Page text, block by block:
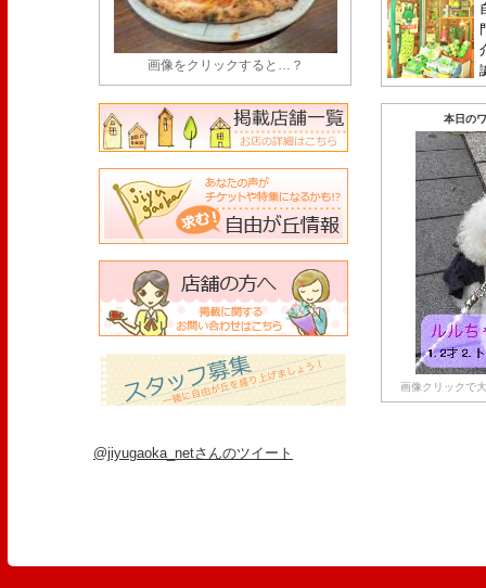
画像をクリックすると…？
本日の
画像クリックで
@jiyugaoka_netさんのツイート